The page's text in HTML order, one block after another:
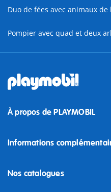
Duo de fées avec animaux
Pompier avec quad et deux
À propos de PLAYMOBIL
Informations
Nos catalogues